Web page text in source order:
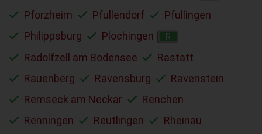
Pforzheim Pfullendorf
Pfullingen
Philippsburg
Plochingen R
Radolfzell am Bodensee
Rastatt
Rauenberg
Ravensburg
Ravenstein
Remseck am Neckar
Renchen
Renningen
Reutlingen
Rheinau